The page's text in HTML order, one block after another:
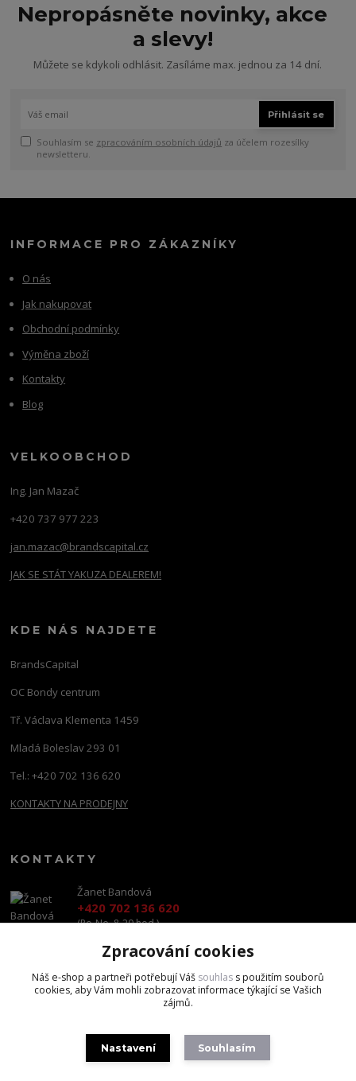
Nepropásněte novinky, akce
a slevy!
Můžete se kdykoli odhlásit. Zasíláme max. jednou za 14 dní.
Přihlásit se
Souhlasím se zpracováním osobních údajů za účelem rozesílky
newsletteru.
INFORMACE PRO ZÁKAZNÍKY
O nás
Jak nakupovat
Obchodní podmínky
Výměna zboží
Kontakty
Blog
VELKOOBCHOD
Ing. Jan Mazač
+420 737 977 223
jan.mazac@brandscapital.cz
JAK SE STÁT YAKUZA DEALEREM!
KDE NÁS NAJDETE
BrandsCapital
OC Bondy centrum
Tř. Václava Klementa 1459
Mladá Boleslav 293 01
Tel.: +420 702 136 620
KONTAKTY NA PRODEJNY
KONTAKTY
Žanet Bandová
+420 702 136 620
(Po-Ne, 8-20 hod.)
shop@brandscapital.cz
Zpracování cookies
Náš e-shop a partneři potřebují Váš souhlas s použitím souborů
cookies, aby Vám mohli zobrazovat informace týkající se Vašich
zájmů.
Nastavení Souhlasím